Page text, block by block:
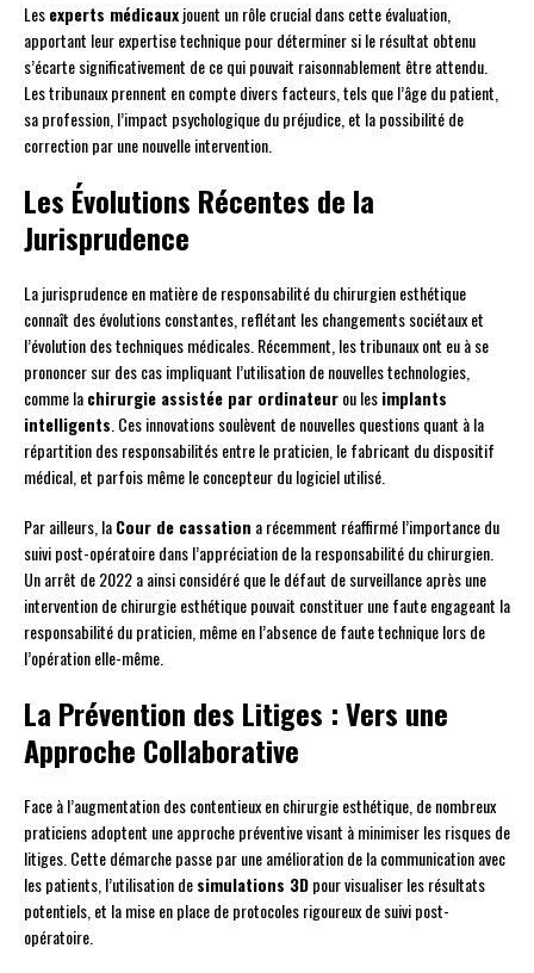
Lesexperts médicauxjouent un rôle crucial dans cette évaluation,
apportant leur expertise technique pour déterminer si le résultat obtenu
s’écarte significativement de ce qui pouvait raisonnablement être attendu.
Les tribunaux prennent en compte divers facteurs, tels que l’âge du patient,
sa profession, l’impact psychologique du préjudice, et la possibilité de
correction par une nouvelle intervention.
Les Évolutions Récentes de la
Jurisprudence
La jurisprudence en matière de responsabilité du chirurgien esthétique
connaît des évolutions constantes, reflétant les changements sociétaux et
l’évolution des techniques médicales. Récemment, les tribunaux ont eu à se
prononcer sur des cas impliquant l’utilisation de nouvelles technologies,
comme lachirurgie assistée par ordinateurou lesimplants
intelligents . Ces innovations soulèvent de nouvelles questions quant à la
répartition des responsabilités entre le praticien, le fabricant du dispositif
médical, et parfois même le concepteur du logiciel utilisé.
Par ailleurs, laCour de cassation a récemment réaffirmé l’importance du
suivi post-opératoire dans l’appréciation de la responsabilité du chirurgien.
Un arrêt de 2022 a ainsi considéré que le défaut de surveillance après une
intervention de chirurgie esthétique pouvait constituer une faute engageant la
responsabilité du praticien, même en l’absence de faute technique lors de
l’opération elle-même.
La Prévention des Litiges : Vers une
Approche Collaborative
Face à l’augmentation des contentieux en chirurgie esthétique, de nombreux
praticiens adoptent une approche préventive visant à minimiser les risques de
litiges. Cette démarche passe par une amélioration de la communication avec
les patients, l’utilisation desimulations 3Dpour visualiser les résultats
potentiels, et la mise en place de protocoles rigoureux de suivi post-
opératoire.